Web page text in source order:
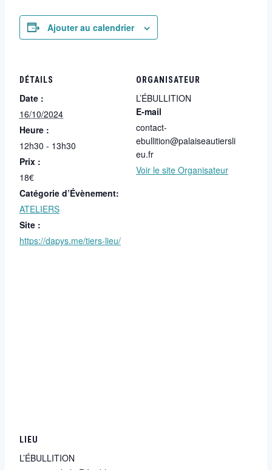
Ajouter au calendrier
DÉTAILS
Date :
16/10/2024
Heure :
12h30 - 13h30
Prix :
18€
Catégorie d’Évènement:
ATELIERS
Site :
https://dapys.me/tiers-lieu/
ORGANISATEUR
L’ÉBULLITION
E-mail
contact-
ebullition@palaiseautiersli
eu.fr
Voir le site Organisateur
LIEU
L’ÉBULLITION